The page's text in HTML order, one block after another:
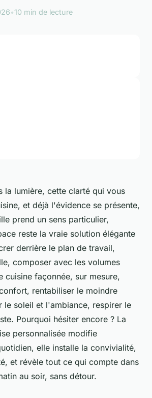
•10 min de lecture
la lumière, cette clarté qui vous
et déjà l'évidence se présente,
prend un sens particulier,
reste la vraie solution élégante
derrière le plan de travail,
composer avec les volumes
cuisine façonnée, sur mesure,
rentabiliser le moindre
le soleil et l'ambiance, respirer le
Pourquoi hésiter encore ? La
personnalisée modifie
elle installe la convivialité,
et révèle tout ce qui compte dans
au soir, sans détour.